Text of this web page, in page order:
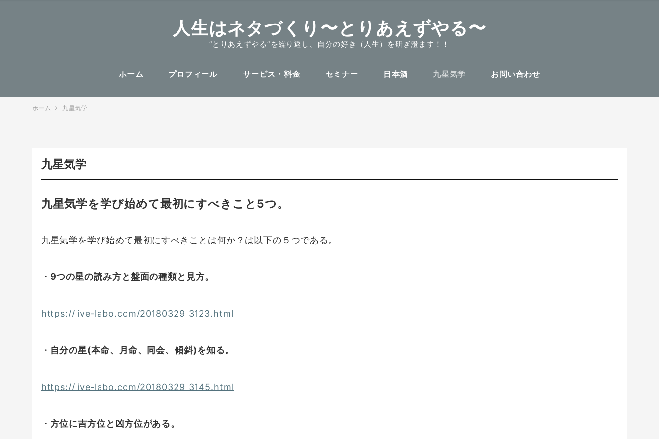
人生はネタづくり〜とりあえずやる〜
”とりあえずやる”を繰り返し、自分の好き（人生）を研ぎ澄ます！！
ホーム プロフィール サービス・料金 セミナー 日本酒 九星気学 お問い合わせ
ホーム 九星気学
九星気学
九星気学を学び始めて最初にすべきこと5つ。
九星気学を学び始めて最初にすべきことは何か？は以下の５つである。
・ 9つの星の読み方と盤面の種類と見方。
https://live-labo.com/20180329_3123.html
・ 自分の星(本命、月命、同会、傾斜)を知る。
https://live-labo.com/20180329_3145.html
・ 方位に吉方位と凶方位がある。